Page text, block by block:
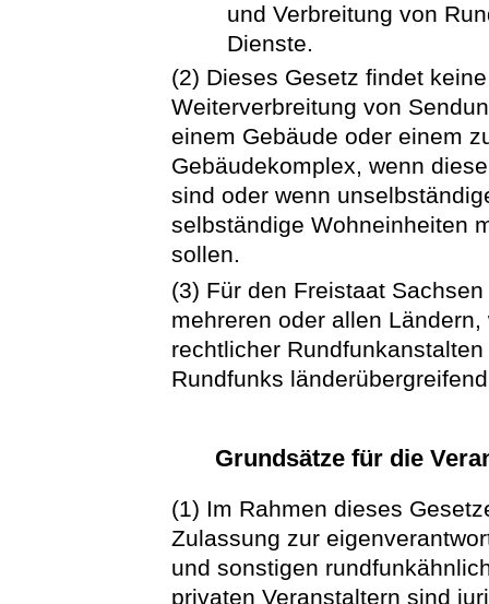
und Verbreitung von
Dienste.
(2) Dieses Gesetz findet
Weiterverbreitung von
einem Gebäude oder einem
Gebäudekomplex, wenn
sind oder wenn
selbständige Wohneinheiten
sollen.
(3) Für den Freistaat
mehreren oder allen
rechtlicher
Rundfunks
Grundsätze für die
(1) Im Rahmen dieses
Zulassung zur
und sonstigen
privaten Veranstaltern sind